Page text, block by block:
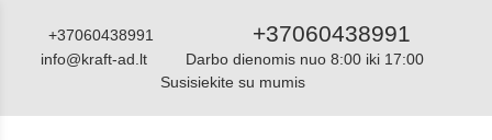
+37060438991 +37060438991
info@kraft-ad.lt
Darbo dienomis nuo 8:00 iki 17:00
Susisiekite su mumis